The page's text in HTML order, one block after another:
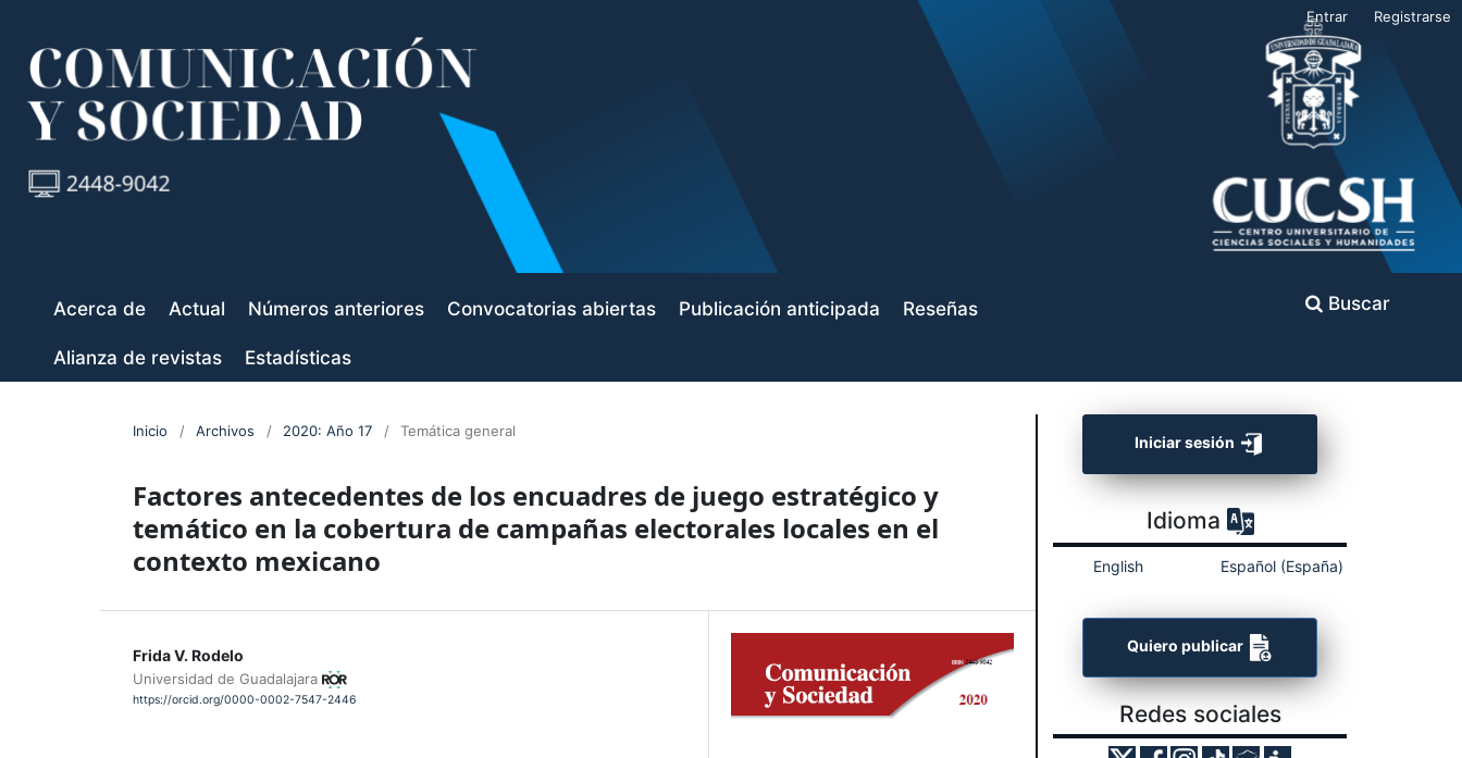
Acerca de Actual Números anteriores Convocatorias abiertas Publicación anticipada Reseñas
Alianza de revistas Estadísticas
Buscar
Entrar Registrarse
Inicio / Archivos / 2020: Año 17 / Temática general
Factores antecedentes de los encuadres de juego estratégico y
temático en la cobertura de campañas electorales locales en el
contexto mexicano
Frida V. Rodelo
Universidad de Guadalajara
https://orcid.org/0000-0002-7547-2446
Iniciar sesión
Idioma
English Español (España)
Quiero publicar
Redes sociales